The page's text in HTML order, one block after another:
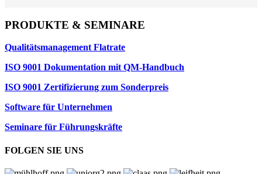
PRODUKTE & SEMINARE
Qualitätsmanagement Flatrate
ISO 9001 Dokumentation mit QM-Handbuch
ISO 9001 Zertifizierung zum Sonderpreis
Software für Unternehmen
Seminare für Führungskräfte
FOLGEN SIE UNS